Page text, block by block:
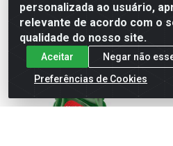
personalizada ao usuário,
relevante de acordo com o
qualidade do nosso site.
Aceitar
Negar não
Preferências de Cookies